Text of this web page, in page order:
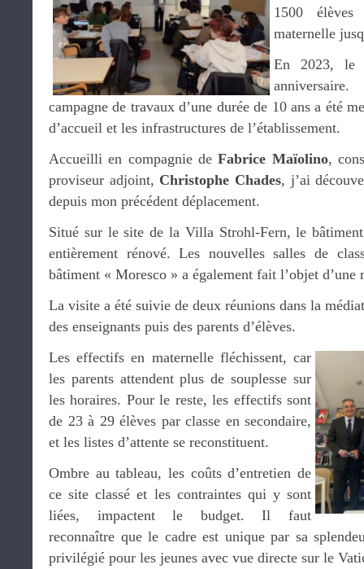
1500
maternelle
En 2023, le
campagne de travaux d’une durée de 10 ans a été
d’accueil et les infrastructures de l’établissement.
Accueilli en compagnie deFabrice Maïolino,
proviseur adjoint, Christophe Chades, j’ai
depuis mon précédent déplacement.
Situé sur le site de la Villa Strohl-Fern, le
entièrement rénové. Les nouvelles salles de
bâtiment « Moresco » a également fait l’objet d’une
La visite a été suivie de deux réunions dans la
des enseignants puis des parents d’élèves.
Les effectifs en maternelle fléchissent, car
les parents attendent plus de souplesse sur
les horaires. Pour le reste, les effectifs sont
de 23 à 29 élèves par classe en secondaire,
et les listes d’attente se reconstituent.
Ombre au tableau, les coûts d’entretien de
ce site classé et les contraintes qui y sont
liées, impactent le budget. Il faut
reconnaître que le cadre est unique par sa
privilégié pour les jeunes avec vue directe sur le